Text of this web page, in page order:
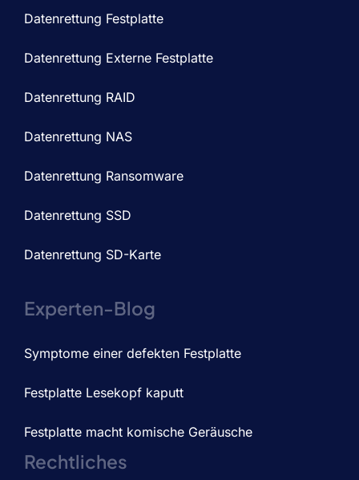
Datenrettung Festplatte
Datenrettung Externe Festplatte
Datenrettung RAID
Datenrettung NAS
Datenrettung Ransomware
Datenrettung SSD
Datenrettung SD-Karte
Experten-Blog
Symptome einer defekten Festplatte
Festplatte Lesekopf kaputt
Festplatte macht komische Geräusche
Rechtliches